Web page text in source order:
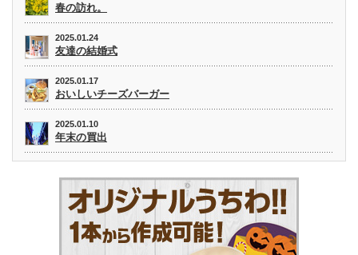
春の訪れ。
2025.01.24
友達の結婚式
2025.01.17
おいしいチーズバーガー
2025.01.10
年末の買出